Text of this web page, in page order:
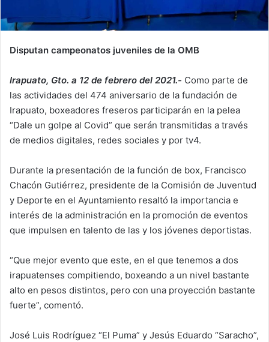
Disputan campeonatos juveniles de la OMB
Irapuato, Gto. a 12 de febrero del 2021.- Como parte de
las actividades del 474 aniversario de la fundación de
Irapuato, boxeadores freseros participarán en la pelea
“Dale un golpe al Covid” que serán transmitidas a través
de medios digitales, redes sociales y por tv4.
Durante la presentación de la función de box, Francisco
Chacón Gutiérrez, presidente de la Comisión de Juventud
y Deporte en el Ayuntamiento resaltó la importancia e
interés de la administración en la promoción de eventos
que impulsen en talento de las y los jóvenes deportistas.
“Que mejor evento que este, en el que tenemos a dos
irapuatenses compitiendo, boxeando a un nivel bastante
alto en pesos distintos, pero con una proyección bastante
fuerte”, comentó.
José Luis Rodríguez “El Puma” y Jesús Eduardo “Saracho”,